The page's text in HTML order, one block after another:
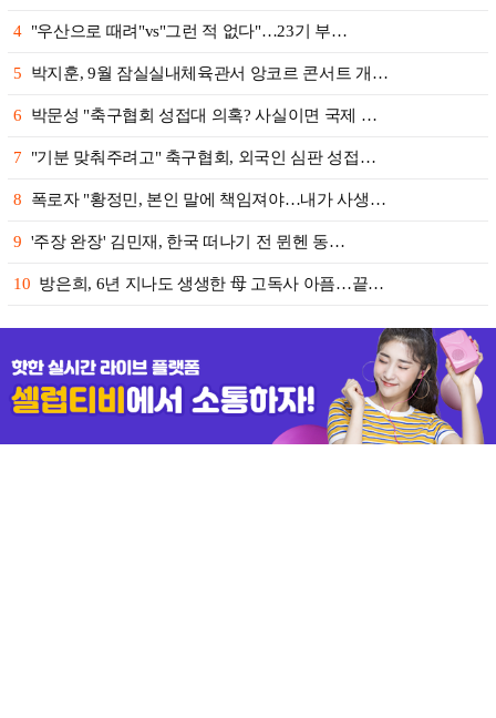
4 "우산으로 때려"vs"그런 적 없다"…23기 부…
5 박지훈, 9월 잠실실내체육관서 앙코르 콘서트 개…
6 박문성 "축구협회 성접대 의혹? 사실이면 국제 …
7 "기분 맞춰주려고" 축구협회, 외국인 심판 성접…
8 폭로자 "황정민, 본인 말에 책임져야…내가 사생…
9 '주장 완장' 김민재, 한국 떠나기 전 뮌헨 동…
10 방은희, 6년 지나도 생생한 母 고독사 아픔…끝…